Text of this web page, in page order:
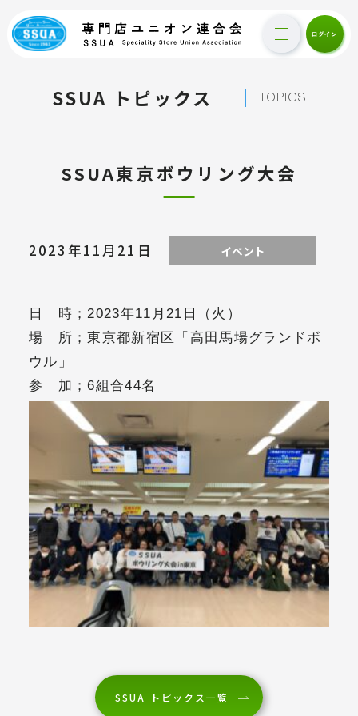
SSUA トピックス TOPICS
SSUA東京ボウリング大会
2023年11月21日 イベント
日 時；2023年11月21日（火）
場 所；東京都新宿区「高田馬場グランドボ
ウル」
参 加；6組合44名
SSUA トピックス一覧